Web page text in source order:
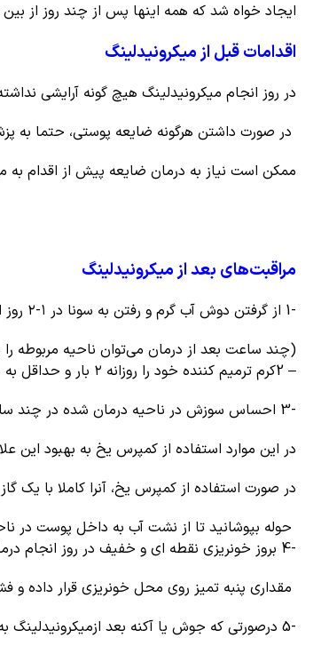
ایجاد خواه شد که همه اینها پس از چند روز از
اقدامات قبل از میکرونیدلینگ
در روز انجام میکرونیدلینگ هیچ گونه آرایشی
در صورت داشتن هرگونه ضایعه پوستی، حتما به
ممکن است نیاز به درمان ضایعه پیش از اقدام به
مراقبت‌های بعد از میکرونیدلینگ
-1 از گرفتن دوش آب گرم و رفتن به سونا در ۱-۲ روز اول بعد از درمان خودداری کنید.
(چند ساعت بعد از درمان می‌توان ناحیه مربوطه
– 2کرم ترمیم کننده خود را روزانه ۲ بار و حداقل به مدت یک هفته استفاده نمایید.
-3 احساس سوزش در ناحیه درمان شده در چند ساعت اول شایع و طبیعی است.
در این موارد استفاده از کمپرس یخ به بهبود این
در صورت استفاده از کمپرس یخ، آنرا کاملا با یک
حوله بپوشانید تا از نشت آب به داخل پوست در
-4 بروز خونریزی نقطه ای و خفیف در روز انجام درمان در موضع طبیعی است.
مقداری پنبه تمیز روی محل خونریزی قرار داده و
-5 درصورتی که جوش یا آکنه بعد ازمیکرونیدلینگ به وجود آمد،